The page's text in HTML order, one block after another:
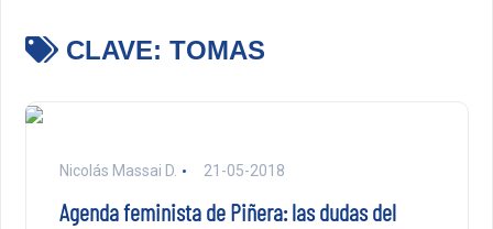
CLAVE: TOMAS
Nicolás Massai D. 21-05-2018
Agenda feminista de Piñera: las dudas del